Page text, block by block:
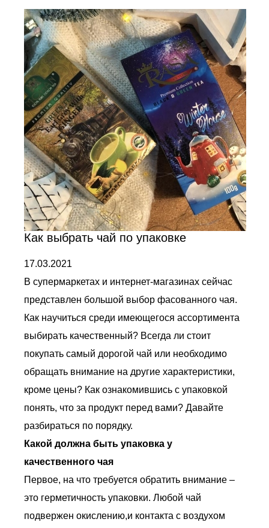
Как выбрать чай по упаковке
17.03.2021
В супермаркетах и интернет-магазинах сейчас
представлен большой выбор фасованного чая.
Как научиться среди имеющегося ассортимента
выбирать качественный? Всегда ли стоит
покупать самый дорогой чай или необходимо
обращать внимание на другие характеристики,
кроме цены? Как ознакомившись с упаковкой
понять, что за продукт перед вами? Давайте
разбираться по порядку.
Какой должна быть упаковка у
качественного чая
Первое, на что требуется обратить внимание –
это герметичность упаковки. Любой чай
подвержен окислению,и контакта с воздухом